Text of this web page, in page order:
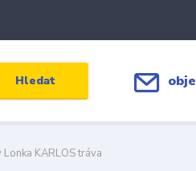
Hledat
KARLOS tráva